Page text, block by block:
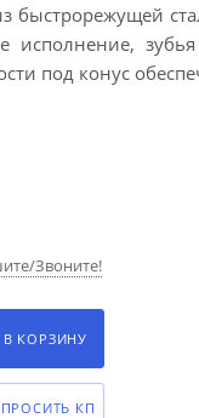
быстрорежущей
исполнение,
под конус
Звоните!
В КОРЗИНУ
КП